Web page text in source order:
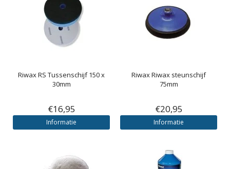
RiwaxRS Tussenschijf 150 x
30mm
€16,95
Informatie
RiwaxRiwax steunschijf
75mm
€20,95
Informatie